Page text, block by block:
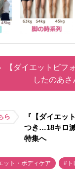
【ダイエットビフ
したのあ
ら
『【ダイエッ
つき…18キロ
特集へ
ット・ボディケア #ト